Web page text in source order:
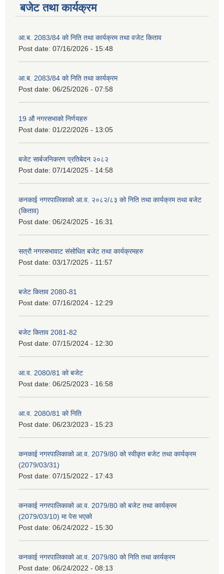
बजेट तथा कार्यक्रम
आ.ब. 2083/84 को निति तथा कार्यक्रम तथा वजेट किताव
Post date: 07/16/2026 - 15:48
आ.ब. 2083/84 को निति तथा कार्यक्रम
Post date: 06/25/2026 - 07:58
19 औ नगरसभाको निर्णयहरु
Post date: 01/22/2026 - 13:05
बजेट सार्बजनिकरण प्रतिबेदन २०८२
Post date: 07/14/2025 - 14:58
कनकाई नगरपालिकाको आ.व. २०८२/८३ को निति तथा कार्यक्रम तथा बजेट
(किताव)
Post date: 06/24/2025 - 16:31
सत्रौ नगरसभावाट संसोधित बजेट तथा कार्यक्रमहरु
Post date: 03/17/2025 - 11:57
बजेट किताव 2080-81
Post date: 07/16/2024 - 12:29
बजेट किताव 2081-82
Post date: 07/15/2024 - 12:30
आ.व. 2080/81 को बजेट
Post date: 06/25/2023 - 16:58
आ.व. 2080/81 को निति
Post date: 06/23/2023 - 15:23
कनकाई नगरपालिकाको आ.व. 2079/80 को स्वीकृत बजेट तथा कार्यक्रम
(2079/03/31)
Post date: 07/15/2022 - 17:43
कनकाई नगरपालिकाको आ.व. 2079/80 को बजेट तथा कार्यक्रम
(2079/03/10) मा पेस भएको
Post date: 06/24/2022 - 15:30
कनकाई नगरपालिकाको आ.व. 2079/80 को निति तथा कार्यक्रम
Post date: 06/24/2022 - 08:13